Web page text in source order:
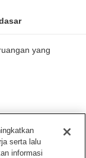
yang
serta lalu
informasi